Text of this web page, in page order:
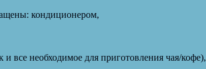
кондиционером,
все необходимое для приготовления чая/кофе),